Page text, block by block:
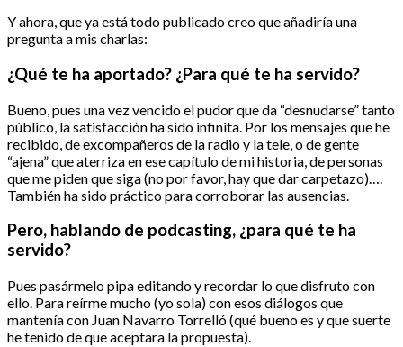
Y ahora, que ya está todo publicado creo que añadiría una
pregunta a mis charlas:
¿Qué te ha aportado? ¿Para qué te ha servido?
Bueno, pues una vez vencido el pudor que da “desnudarse” tanto
público, la satisfacción ha sido infinita. Por los mensajes que he
recibido, de excompañeros de la radio y la tele, o de gente
“ajena” que aterriza en ese capítulo de mi historia, de personas
que me piden que siga (no por favor, hay que dar carpetazo)….
También ha sido práctico para corroborar las ausencias.
Pero, hablando de podcasting, ¿para qué te ha
servido?
Pues pasármelo pipa editando y recordar lo que disfruto con
ello. Para reírme mucho (yo sola) con esos diálogos que
mantenía con Juan Navarro Torrelló (qué bueno es y que suerte
he tenido de que aceptara la propuesta).